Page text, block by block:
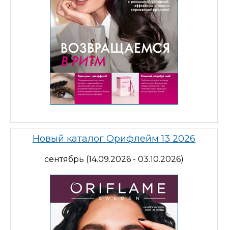
Новый каталог Орифлейм 13 2026
сентябрь (14.09.2026 - 03.10.2026)